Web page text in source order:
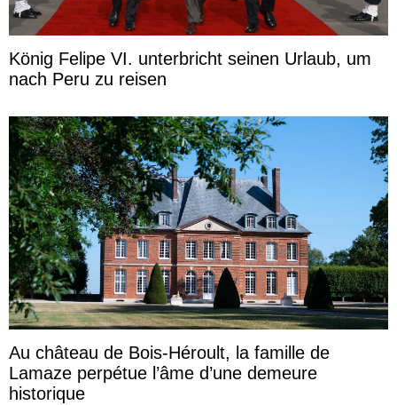
König Felipe VI. unterbricht seinen Urlaub, um
nach Peru zu reisen
Au château de Bois-Héroult, la famille de
Lamaze perpétue l’âme d’une demeure
historique